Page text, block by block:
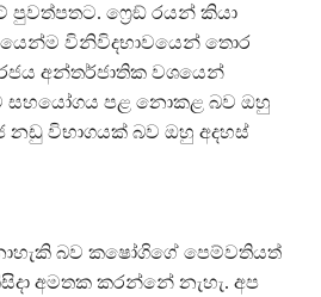
ෆ්‍රෙඞ් රයන් කියා
විනිවිදභාවයෙන් තොර
අන්තර්ජාතික වශයෙන්
සහයෝගය පළ නොකළ බව ඔහු
නඩු විභාගයක් බව ඔහු අදහස්
බව කෂෝගිගේ පෙම්වතියත්
අමතක කරන්නේ නැහැ. අප